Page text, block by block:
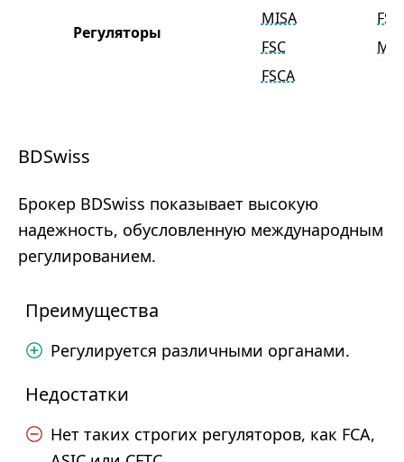
Регуляторы
MISA
FSC
FSCA
FSU
BDSwiss
Брокер BDSwiss показывает высокую
надежность, обусловленную международным
регулированием.
Преимущества
Регулируется различными органами.
Недостатки
Нет таких строгих регуляторов, как FCA,